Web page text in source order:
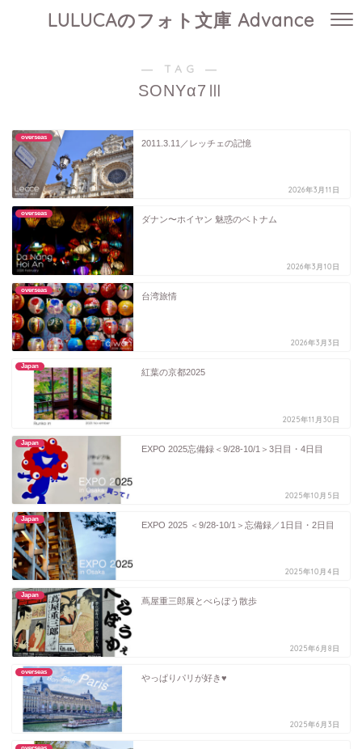
LULUCAのフォト文庫 Advance
― TAG ―
SONYα7Ⅲ
overseas
2011.3.11／レッチェの記憶
2026年3月11日
overseas
ダナン〜ホイヤン 魅惑のベトナム
2026年3月10日
overseas
台湾旅情
2026年3月3日
Japan
紅葉の京都2025
2025年11月30日
Japan
EXPO 2025忘備録＜9/28-10/1＞3日目・4日目
2025年10月5日
Japan
EXPO 2025 ＜9/28-10/1＞忘備録／1日目・2日目
2025年10月4日
Japan
蔦屋重三郎展とべらぼう散歩
2025年6月8日
overseas
やっぱりパリが好き♥
2025年6月3日